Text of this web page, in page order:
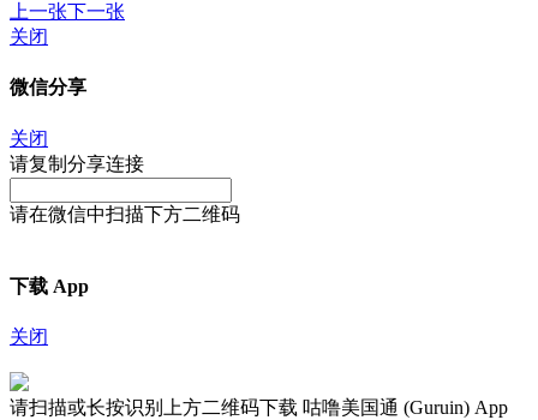
上一张下一张
关闭
微信分享
关闭
请复制分享连接
请在微信中扫描下方二维码
下载 App
关闭
请扫描或长按识别上方二维码下载 咕噜美国通 (Guruin) App